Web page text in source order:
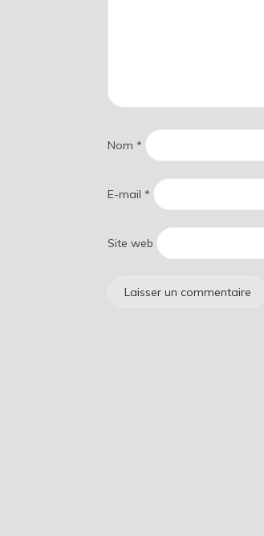
Nom*
E-mail*
Site web